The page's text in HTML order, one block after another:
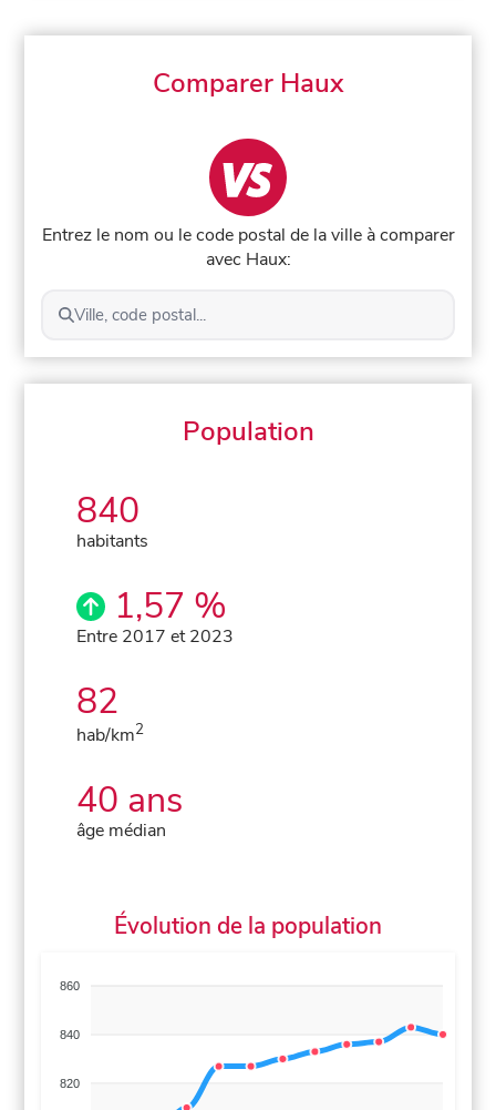
Comparer Haux
Entrez le nom ou le code postal de la ville à comparer
avec Haux:
Ville, code postal...
Population
840
habitants
1,57 %
Entre 2017 et 2023
82
hab/km2
40 ans
âge médian
Évolution de la population
860
840
820